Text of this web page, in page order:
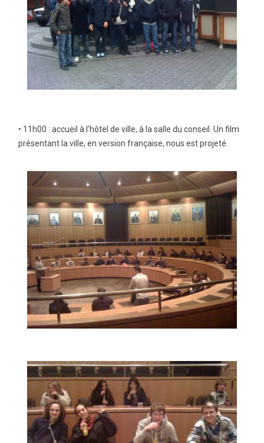
• 11h00 : accueil à l’hôtel de ville, à la salle du conseil. Un film
présentant la ville, en version française, nous est projeté.